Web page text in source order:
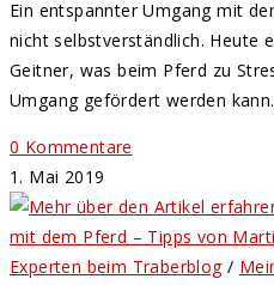
Ein entspannter Umgang mit
nicht selbstverständlich. Heute
Geitner, was beim Pferd zu
Umgang gefördert werden
0 Kommentare
1. Mai 2019
Experten beim Traberblog/